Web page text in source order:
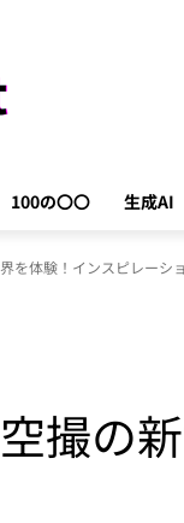
100の〇〇 生成AI
を体験！インスピレーシ
撮の